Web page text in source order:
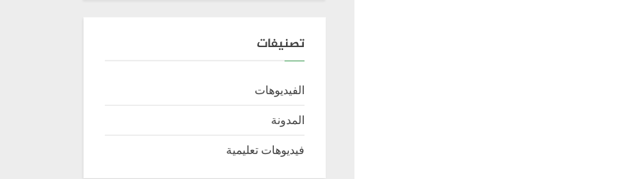
تصنيفات
الفيديوهات
المدونة
فيديوهات تعليمية